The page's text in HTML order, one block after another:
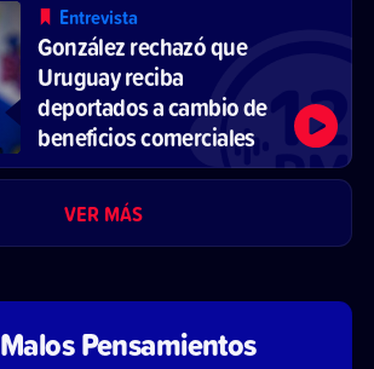
Entrevista
González rechazó que
Uruguay reciba
deportados a cambio de
beneficios comerciales
VER MÁS
Malos Pensamientos